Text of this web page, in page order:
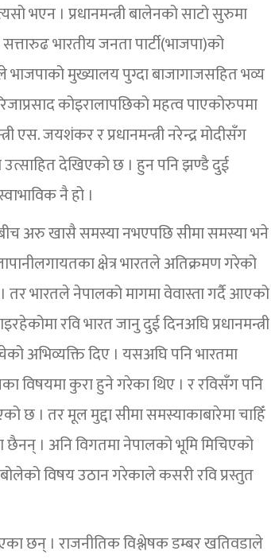
भएन । प्रधानमन्त्री बालेनको साटो सुरुमा
भारतीय जनता पार्टी(भाजपा)को
भाजपाको मुख्यालय पुग्दा बाजागाजसहित भव्य
कोइरालापछिको महत्व पाएकोरुपमा
एस. जयशंकर र प्रधानमन्त्री नरेन्द्र मोदीसँग
उत्साहित देखिएको छ । हुन पनि झण्डै दुई
नै हो ।
अरु खासै समस्या नभएपछि सीमा समस्या भने
क्षेत्र भारतले अतिक्रमण गरेको
भारतले नेपालको मागमा वेवास्ता गर्दै आएको
रवि भारत जानु दुई दिनअघि प्रधानमन्त्री
अभिव्यक्ति दिए । यसअघि पनि भारतमा
विषयमा कुरा हुने गरेका थिए । र रविसँग पनि
छ । तर मूल मुद्दा सीमा समस्याकाबारेमा चाहिँ
। अनि विगतमा नेपालको भूमि मिचिएको
विषय उठान गरेकाले कसरी रवि प्रस्तुत
छन् । राजनीतिक विश्लेषक डम्बर खतिवडाले